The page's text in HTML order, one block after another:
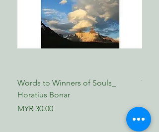
Words to Winners of Souls_
Horatius Bonar
Price
MYR 30.00
The
Price
MYR